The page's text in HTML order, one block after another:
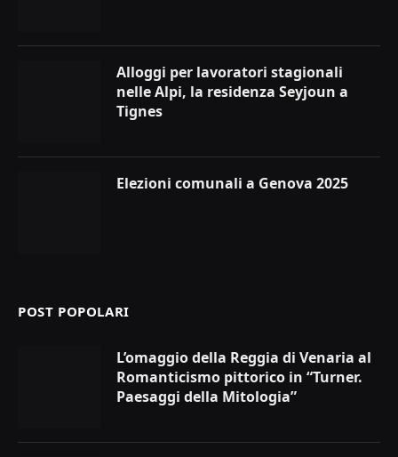
Alloggi per lavoratori stagionali
nelle Alpi, la residenza Seyjoun a
Tignes
Elezioni comunali a Genova 2025
POST POPOLARI
L’omaggio della Reggia di Venaria al
Romanticismo pittorico in “Turner.
Paesaggi della Mitologia”